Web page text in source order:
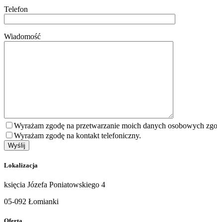
Telefon
Wiadomość
Wyrażam zgodę na przetwarzanie moich danych osobowych
Wyrażam zgodę na kontakt telefoniczny.
Lokalizacja
księcia Józefa Poniatowskiego 4
05-092 Łomianki